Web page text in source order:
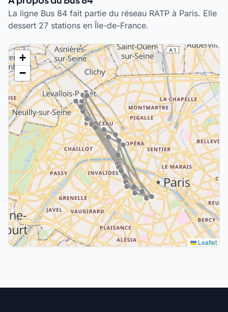
La ligne Bus 84 fait partie du réseau RATP à Paris. Elle
dessert 27 stations en Île-de-France.
+
−
Leaflet